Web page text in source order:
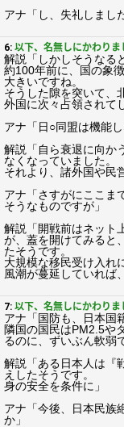
アナ「し、失礼しまし
6: 以下、名無しにかわり
解説「しかしそうなる
約100年前に、国の象
大きいですね。
そうした隙を突いて、
外国に次々占領されて
アナ「日○同盟は機能
解説「自ら衰退に向か
なくなっていました。
それより、諸外国や民
アナ「さすがにここま
そうなものですが」
解説「開戦前はネット
が、蓋を開けてみると
たそうです。
大規模な移民受け入れ
風潮が蔓延していれば
7: 以下、名無しにかわり
アナ「国防も、日本国
隣国の国民はPM2.5や
るのに、ずいぶん軟弱
解説「ある日本人は『
えしたそうです。
身の安全を条件に」
アナ「今後、日本民族
か」